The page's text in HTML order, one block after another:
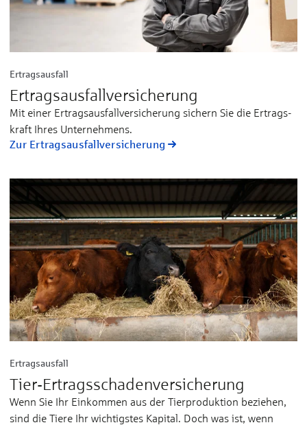
Ertragsausfall
Ertragsausfallversicherung
Mit ei­ner Er­trags­­aus­­fall­­ver­­si­che­rung si­chern Sie die Er­trags­
kraft Ih­res Un­ter­neh­mens.
Zur Ertragsausfallversicherung
Ertragsausfall
Tier-Ertrags­schaden­versicherung
Wenn Sie Ihr Ein­kom­men aus der Tier­­pro­duk­tion be­zie­hen,
sind die Tie­re Ihr wich­tigs­tes Ka­pi­tal. Doch was ist, wenn